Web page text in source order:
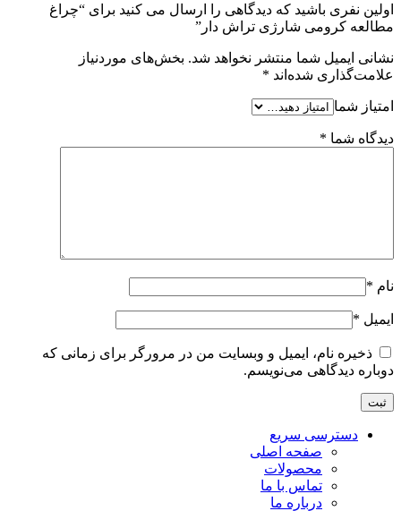
اولین نفری باشید که دیدگاهی را ارسال می کنید برای “چراغ
مطالعه کرومی شارژی تراش دار”
نشانی ایمیل شما منتشر نخواهد شد. بخش‌های موردنیاز
علامت‌گذاری شده‌اند *
امتیاز شما
دیدگاه شما *
نام *
ایمیل *
ذخیره نام، ایمیل و وبسایت من در مرورگر برای زمانی که
دوباره دیدگاهی می‌نویسم.
دسترسی سریع
صفحه اصلی
محصولات
تماس با ما
درباره ما